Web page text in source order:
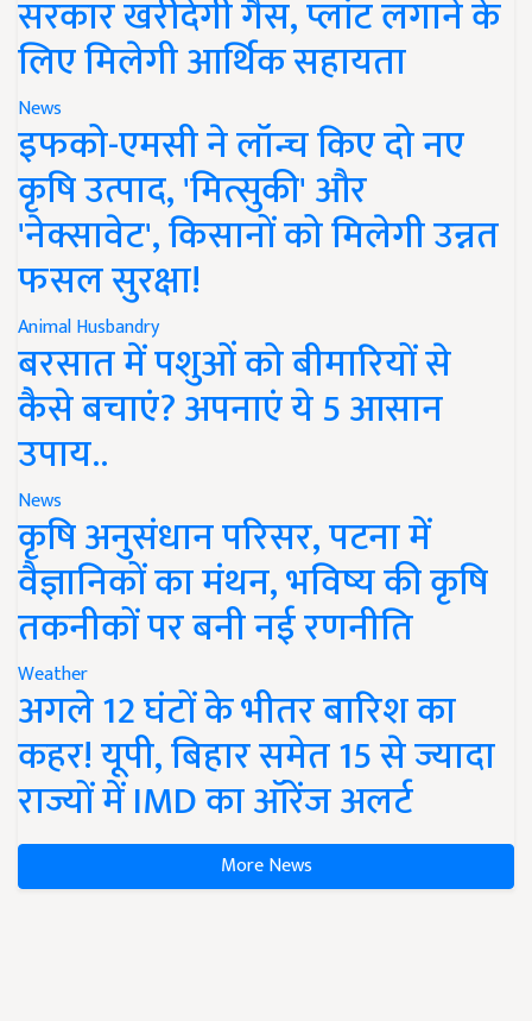
सरकार खरीदेगी गैस, प्लांट लगाने के
लिए मिलेगी आर्थिक सहायता
News
इफको-एमसी ने लॉन्च किए दो नए
कृषि उत्पाद, 'मित्सुकी' और
'नेक्सावेट', किसानों को मिलेगी उन्नत
फसल सुरक्षा!
Animal Husbandry
बरसात में पशुओं को बीमारियों से
कैसे बचाएं? अपनाएं ये 5 आसान
उपाय..
News
कृषि अनुसंधान परिसर, पटना में
वैज्ञानिकों का मंथन, भविष्य की कृषि
तकनीकों पर बनी नई रणनीति
Weather
अगले 12 घंटों के भीतर बारिश का
कहर! यूपी, बिहार समेत 15 से ज्यादा
राज्यों में IMD का ऑरेंज अलर्ट
More News